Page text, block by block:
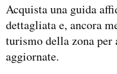
Acquista una guida
dettagliata e, ancora
turismo della zona
aggiornate.